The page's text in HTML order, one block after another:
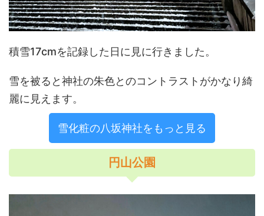
積雪17cmを記録した日に見に行きました。
雪を被ると神社の朱色とのコントラストがかなり綺
麗に見えます。
雪化粧の八坂神社をもっと見る
円山公園